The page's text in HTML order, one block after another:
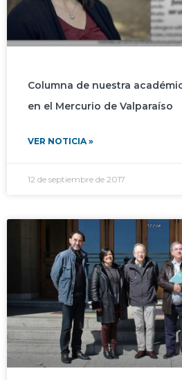
Columna de nuestra
en el Mercurio de Valparaíso
VER NOTICIA »
12 de septiembre de 2017